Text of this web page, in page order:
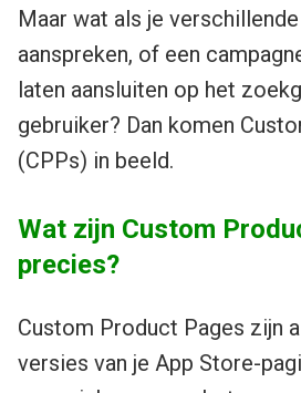
Maar wat als je
aanspreken, of een
laten aansluiten op het
gebruiker? Dan komen
(CPPs) in beeld.
Wat zijn Custom
precies?
Custom Product Pages zijn
versies van je App Store-